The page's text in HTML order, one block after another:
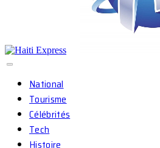
National
Tourisme
Célébrités
Tech
Histoire